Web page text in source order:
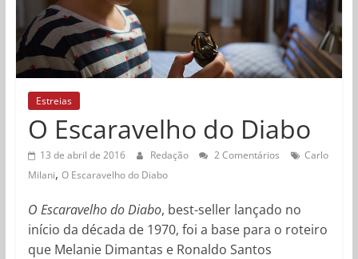
Estreias
O Escaravelho do Diabo
13 de abril de 2016 Redação 2 Comentários
Carlo
Milani, O Escaravelho do Diabo
O Escaravelho do Diabo, best-seller lançado no
início da década de 1970, foi a base para o roteiro
que Melanie Dimantas e Ronaldo Santos